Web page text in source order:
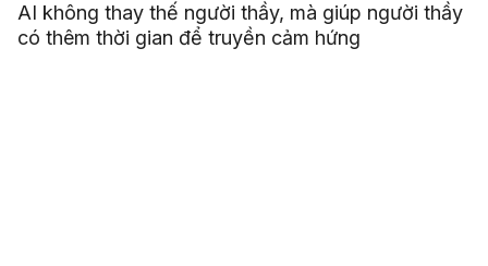
AI không thay thế người thầy, mà giúp người thầy
có thêm thời gian để truyền cảm hứng